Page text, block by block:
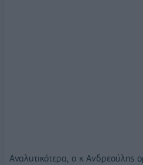
Αναλυτικότερα, ο κ Ανδρεούλης